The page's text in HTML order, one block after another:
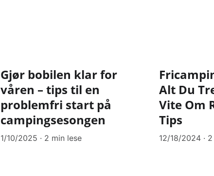
Gjør bobilen klar for
våren – tips til en
problemfri start på
campingsesongen
1/10/2025 2 min lese
Alt Du
Vite Om
Tips
12/18/2024